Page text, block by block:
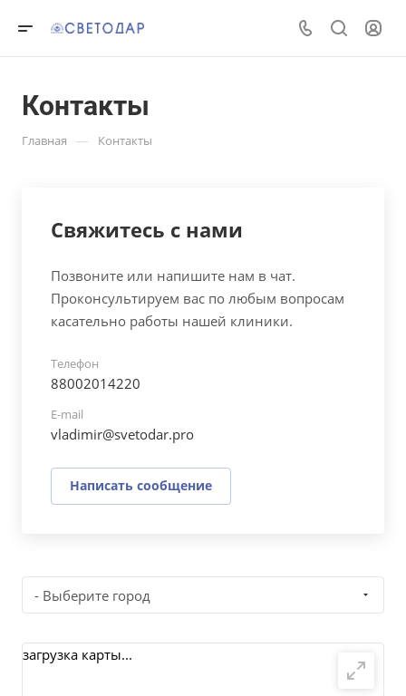
Контакты
Главная — Контакты
- Выберите город
загрузка карты...
Свяжитесь с нами
Позвоните или напишите нам в чат.
Проконсультируем вас по любым вопросам
касательно работы нашей клиники.
Телефон
88002014220
E-mail
vladimir@svetodar.pro
Написать сообщение